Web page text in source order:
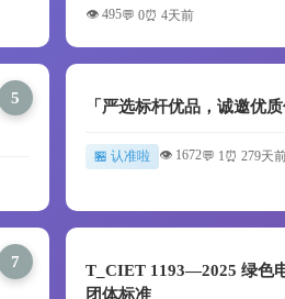
👁️ 495💬 0⏰ 4天前
5 「严选标杆优品，诚邀优
🏪 认准啦 👁️ 1672💬 1 ⏰ 279天
7
T_CIET 1193—2025 绿色
团体标准